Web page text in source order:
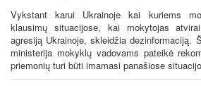
Vykstant karui Ukrainoje kai kuriems
klausimų situacijose, kai mokytojas
agresiją Ukrainoje, skleidžia dezinformaciją.
ministerija mokyklų vadovams pateikė
priemonių turi būti imamasi panašiose